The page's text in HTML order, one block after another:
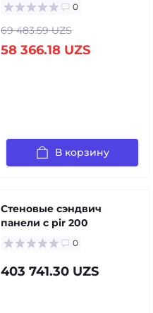
0
69 483.59 UZS
58 366.18 UZS
В корзину
Стеновые сэндвич
панели с pir 200
0
403 741.30 UZS